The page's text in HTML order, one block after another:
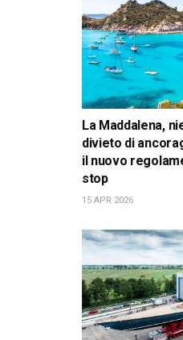
La Maddalena,
divieto di
il nuovo
stop
15 APR 2026